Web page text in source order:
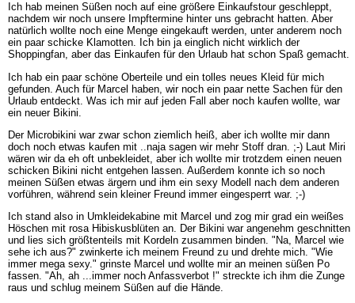
Ich hab meinen Süßen noch auf eine größere Einkaufstour geschleppt,
nachdem wir noch unsere Impftermine hinter uns gebracht hatten. Aber
natürlich wollte noch eine Menge eingekauft werden, unter anderem noch
ein paar schicke Klamotten. Ich bin ja einglich nicht wirklich der
Shoppingfan, aber das Einkaufen für den Urlaub hat schon Spaß gemacht.
Ich hab ein paar schöne Oberteile und ein tolles neues Kleid für mich
gefunden. Auch für Marcel haben, wir noch ein paar nette Sachen für den
Urlaub entdeckt. Was ich mir auf jeden Fall aber noch kaufen wollte, war
ein neuer Bikini.
Der Microbikini war zwar schon ziemlich heiß, aber ich wollte mir dann
doch noch etwas kaufen mit ..naja sagen wir mehr Stoff dran. ;-) Laut Miri
wären wir da eh oft unbekleidet, aber ich wollte mir trotzdem einen neuen
schicken Bikini nicht entgehen lassen. Außerdem konnte ich so noch
meinen Süßen etwas ärgern und ihm ein sexy Modell nach dem anderen
vorführen, während sein kleiner Freund immer eingesperrt war. ;-)
Ich stand also in Umkleidekabine mit Marcel und zog mir grad ein weißes
Höschen mit rosa Hibiskusblüten an. Der Bikini war angenehm geschnitten
und lies sich größtenteils mit Kordeln zusammen binden. "Na, Marcel wie
sehe ich aus?" zwinkerte ich meinem Freund zu und drehte mich. "Wie
immer mega sexy." grinste Marcel und wollte mir an meinen süßen Po
fassen. "Ah, ah ...immer noch Anfassverbot !" streckte ich ihm die Zunge
raus und schlug meinem Süßen auf die Hände.